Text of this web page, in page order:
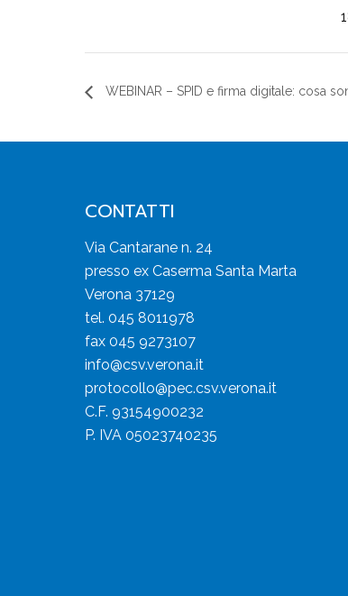
WEBINAR – SPID e firma digitale: cosa
CONTATTI
Via Cantarane n. 24
presso ex Caserma Santa Marta
Verona 37129
tel. 045 8011978
fax 045 9273107
info@csv.verona.it
protocollo@pec.csv.verona.it
C.F. 93154900232
P. IVA 05023740235